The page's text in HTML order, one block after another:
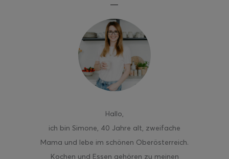
Hallo,
ich bin Simone, 40 Jahre alt, zweifache
Mama und lebe im schönen Oberösterreich.
Kochen und Essen gehören zu meinen